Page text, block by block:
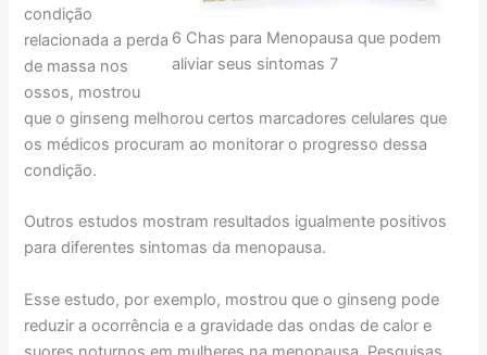
6 Chas para Menopausa que podem
aliviar seus sintomas 7
condição
relacionada a perda
de massa nos
ossos, mostrou
que o ginseng melhorou certos marcadores celulares que
os médicos procuram ao monitorar o progresso dessa
condição.
Outros estudos mostram resultados igualmente positivos
para diferentes sintomas da menopausa.
Esse estudo, por exemplo, mostrou que o ginseng pode
reduzir a ocorrência e a gravidade das ondas de calor e